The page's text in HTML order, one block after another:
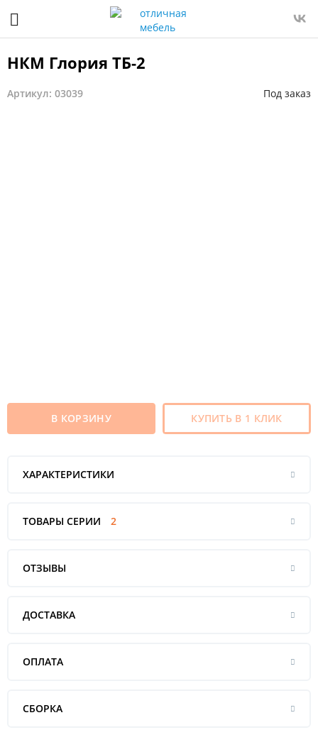
НКМ Глория ТБ-2
Артикул: 03039 Под заказ
В КОРЗИНУ КУПИТЬ В 1 КЛИК
ХАРАКТЕРИСТИКИ
ТОВАРЫ СЕРИИ 2
ОТЗЫВЫ
ДОСТАВКА
ОПЛАТА
СБОРКА